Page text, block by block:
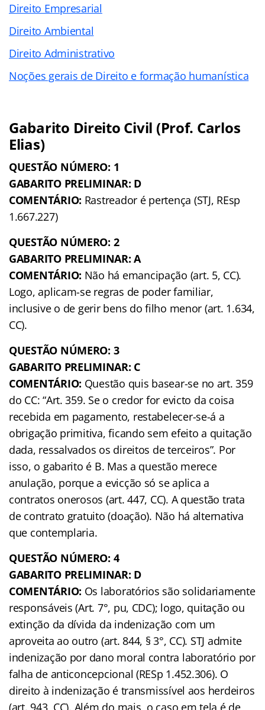
Direito Empresarial
Direito Ambiental
Direito Administrativo
Noções gerais de Direito e formação humanística
Gabarito Direito Civil (Prof. Carlos
Elias)
QUESTÃO NÚMERO: 1
GABARITO PRELIMINAR: D
COMENTÁRIO: Rastreador é pertença (STJ, REsp
1.667.227)
QUESTÃO NÚMERO: 2
GABARITO PRELIMINAR: A
COMENTÁRIO: Não há emancipação (art. 5, CC).
Logo, aplicam-se regras de poder familiar,
inclusive o de gerir bens do filho menor (art. 1.634,
CC).
QUESTÃO NÚMERO: 3
GABARITO PRELIMINAR: C
COMENTÁRIO: Questão quis basear-se no art. 359
do CC: “Art. 359. Se o credor for evicto da coisa
recebida em pagamento, restabelecer-se-á a
obrigação primitiva, ficando sem efeito a quitação
dada, ressalvados os direitos de terceiros”. Por
isso, o gabarito é B. Mas a questão merece
anulação, porque a evicção só se aplica a
contratos onerosos (art. 447, CC). A questão trata
de contrato gratuito (doação). Não há alternativa
que contemplaria.
QUESTÃO NÚMERO: 4
GABARITO PRELIMINAR: D
COMENTÁRIO: Os laboratórios são solidariamente
responsáveis (Art. 7°, pu, CDC); logo, quitação ou
extinção da dívida da indenização com um
aproveita ao outro (art. 844, § 3°, CC). STJ admite
indenização por dano moral contra laboratório por
falha de anticoncepcional (RESp 1.452.306). O
direito à indenização é transmissível aos herdeiros
(art. 943, CC). Além do mais, o caso em tela é de